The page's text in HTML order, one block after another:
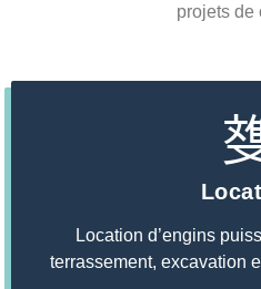
projets de
Location d’engins
terrassement, excavation